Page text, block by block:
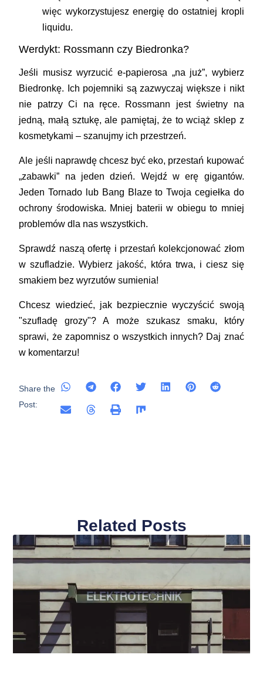
więc wykorzystujesz energię do ostatniej kropli
liquidu.
Werdykt: Rossmann czy Biedronka?
Jeśli musisz wyrzucić e-papierosa „na już”, wybierz
Biedronkę. Ich pojemniki są zazwyczaj większe i nikt
nie patrzy Ci na ręce. Rossmann jest świetny na
jedną, małą sztukę, ale pamiętaj, że to wciąż sklep z
kosmetykami – szanujmy ich przestrzeń.
Ale jeśli naprawdę chcesz być eko, przestań kupować
„zabawki” na jeden dzień. Wejdź w erę gigantów.
JedenTornado lub Bang Blazeto Twoja cegiełka do
ochrony środowiska. Mniej baterii w obiegu to mniej
problemów dla nas wszystkich.
Sprawdź naszą ofertę i przestań kolekcjonować złom
w szufladzie. Wybierz jakość, która trwa, i ciesz się
smakiem bez wyrzutów sumienia!
Chcesz wiedzieć, jak bezpiecznie wyczyścić swoją
"szufladę grozy"? A może szukasz smaku, który
sprawi, że zapomnisz o wszystkich innych? Daj znać
w komentarzu!
Share the
Post:
Related Posts